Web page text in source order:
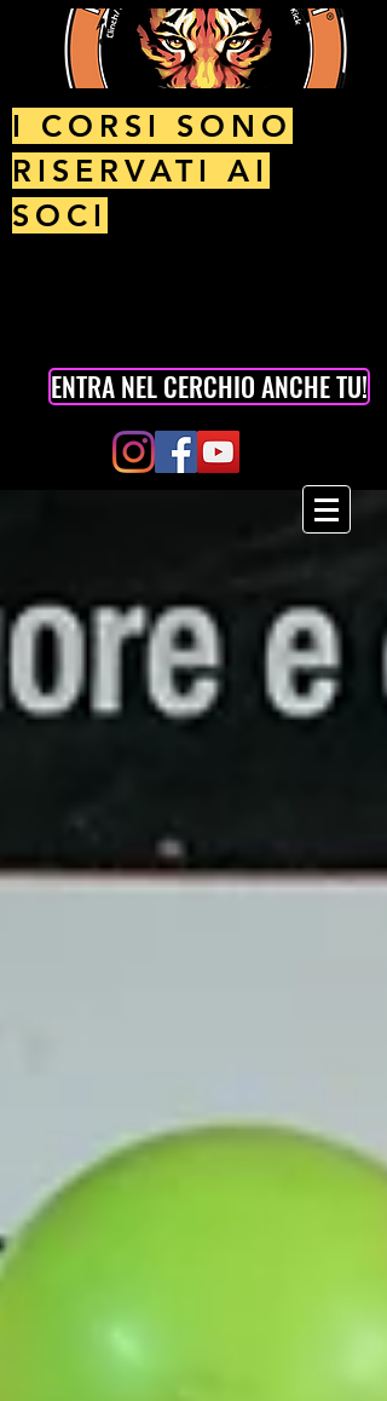
I CORSI SONO
RISERVATI AI
SOCI
ENTRA NEL CERCHIO ANCHE TU!